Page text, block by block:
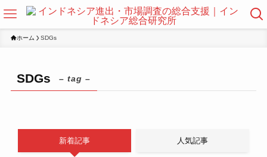
ホーム SDGs
SDGs – tag –
新着記事 人気記事